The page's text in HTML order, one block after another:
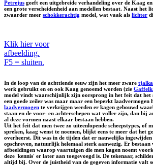
Petrejus geeft een uitgebreide verhandeling over de Kaag
een grote verscheidenheid aan modellen bestaat. Naast het
zwaarder meer schokkerachtig model, wat vaak als lichter
Klik hier voor
afbeelding.
F5 = sluiten.
In de loop van de achttiende eeuw zijn het meer zware
werk gebruikt en en ook Kaag genoemd worden (zie
model vindt waarschijnlijk zijn oorsprong in het feit dat het
een goede zeiler was maar maar een beperkt laadvermogen
laadvermogen te verkrijgen werden er kagen gebouwd
staan en de voor- en achterschepen wat voller zijn, dan bij
al deze vormen naast elkaar bestaan hebben.
Uit het feit dat men twee zo uiteenlopende scheepstypes, of
spreken, kaag wenst te noemen, blijkt eens te meer dat het
overheerst. Dit was in de tijden dat er nauwelijks ingewijden
opschreven, natuurlijk helemaal sterk aanwezig. Er bestaan
afbeeldingen waarop vaartuigen die men kagen noemt
deze 'kennis' er later aan toegevoegd is. De tekenaar,
altijd bij. Over de juistheid van de gegeven informatie valt